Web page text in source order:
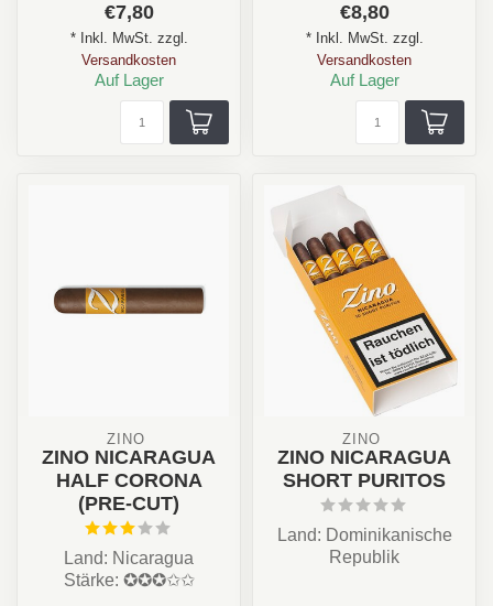
Aroma: Erde, Holz,
Pfeffer, Creme
...
€7,80
* Inkl. MwSt. zzgl.
Versandkosten
Auf Lager
Nuss
Format: ...
€8,80
* Inkl. MwSt. zzgl.
Versandkosten
Auf Lager
ZINO
ZINO NICARAGUA
HALF CORONA
(PRE-CUT)
Land: Nicaragua
Stärke: ✪✪✪✩✩
ZINO
ZINO NICARAGUA
SHORT PURITOS
Land: Dominikanische
Republik